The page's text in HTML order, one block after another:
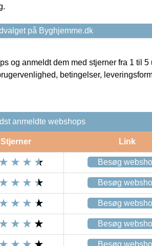
på Byghjemme.dk
og anmeldt dem med stjerner fra 1 til 5
betingelser,
anmeldte webshops
Stjerner Link
Besøg
Besøg
Besøg
Besøg
Besøg